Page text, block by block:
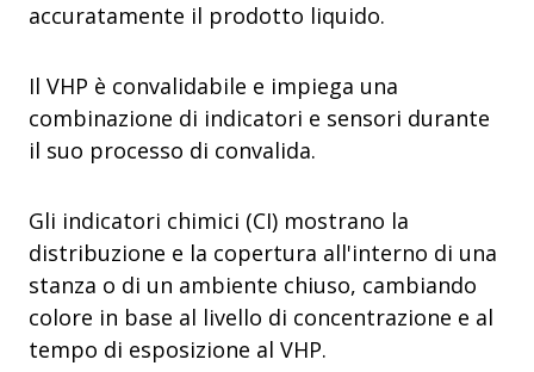
accuratamente il prodotto liquido.
Il VHP è convalidabile e impiega una
combinazione di indicatori e sensori durante
il suo processo di convalida.
Gli indicatori chimici (CI) mostrano la
distribuzione e la copertura all'interno di una
stanza o di un ambiente chiuso, cambiando
colore in base al livello di concentrazione e al
tempo di esposizione al VHP.